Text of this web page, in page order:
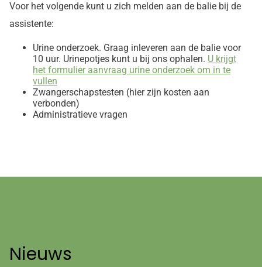
Voor het volgende kunt u zich melden aan de balie bij de
assistente:
Urine onderzoek. Graag inleveren aan de balie voor
10 uur. Urinepotjes kunt u bij ons ophalen. U krijgt
het formulier aanvraag urine onderzoek om in te
vullen
Zwangerschapstesten (hier zijn kosten aan
verbonden)
Administratieve vragen
Nieuws